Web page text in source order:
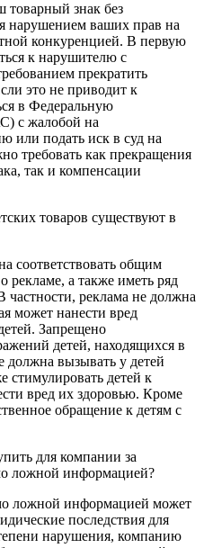
товарный знак без
нарушением ваших прав на
конкуренцией. В первую
к нарушителю с
прекратить
это не приводит к
в Федеральную
с жалобой на
или подать иск в суд на
требовать как прекращения
так и компенсации
товаров существуют в
соответствовать общим
рекламе, а также иметь ряд
реклама не должна
может нанести вред
Запрещено
детей, находящихся в
должна вызывать у детей
стимулировать детей к
вред их здоровью. Кроме
обращение к детям с
для компании за
ложной информацией?
ложной информацией может
последствия для
нарушения, компанию